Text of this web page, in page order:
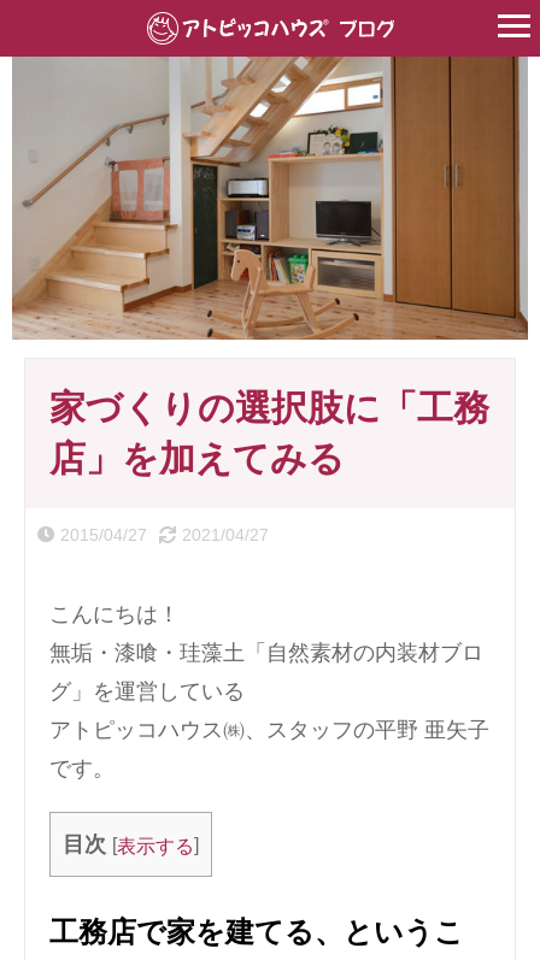
家づくり>家づくりの選択肢に「工務店」を加えてみる
家づくりの選択肢に「工務
店」を加えてみる
2015/04/27 2021/04/27
こんにちは！
無垢・漆喰・珪藻土「自然素材の内装材ブロ
グ」を運営している
アトピッコハウス㈱、スタッフの平野 亜矢子
です。
目次 [表示する]
工務店で家を建てる、というこ